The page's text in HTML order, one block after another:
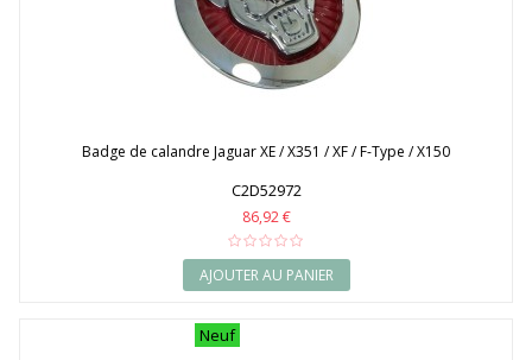
Badge de calandre Jaguar XE / X351 / XF / F-Type / X150
C2D52972
86,92 €
AJOUTER AU PANIER
Neuf